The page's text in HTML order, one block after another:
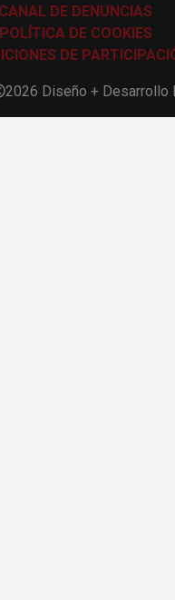
CANAL DE DENUNCIAS
POLÍTICA DE COOKIES
DE
2026 Diseño + Desarrollo